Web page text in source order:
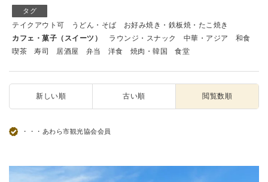
タグ
テイクアウト可 うどん・そば
お好み焼き・鉄板焼・たこ焼き
カフェ・菓子（スイーツ）
ラウンジ・スナック 中華・アジア
和食
喫茶
寿司 居酒屋 弁当 洋食 焼肉・韓国 食堂
新しい順 古い順 閲覧数順
・・・あわら市観光協会会員